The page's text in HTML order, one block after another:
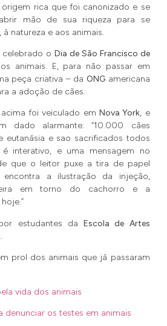
rica que foi canonizado e se
mão de sua riqueza para se
natureza e aos animais.
o Dia de São Francisco de
animais. E, para não passar em
peça criativa – da ONGamericana
a adoção de cães.
foi veiculado em Nova York, e
dado alarmante: “10.000 cães
eutanásia e sao sacrificados todos
interativo, e uma mensagem no
que o leitor puxe a tira de papel
encontra a ilustração da injeção,
em torno do cachorro e a
estudantes daEscola de Artes
prol dos animais que já passaram
vida dos animais
denunciar os testes em animais